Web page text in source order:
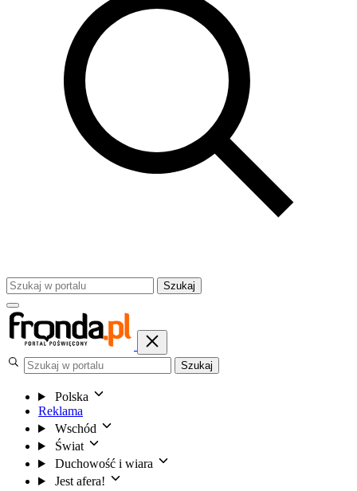
Szukaj
Szukaj
Polska
Reklama
Wschód
Świat
Duchowość i wiara
Jest afera!